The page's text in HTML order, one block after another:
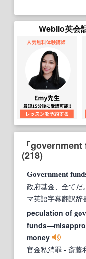
Weblio英会
「
(218)
Government
政府基金、全てだ。
マ英語字幕翻訳辞
peculation of
money
官金私消罪 - 斎藤